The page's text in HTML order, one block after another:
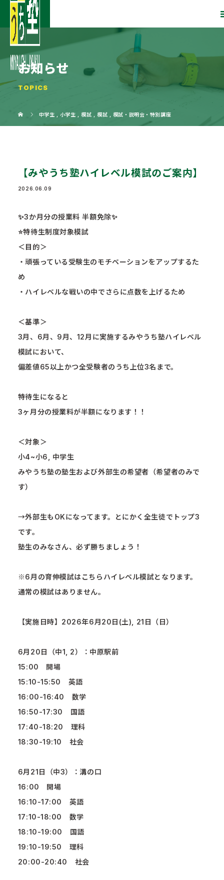
お知らせ
TOPICS
中学生 小学生 ,模試 ,模試 模試・説明会・特別講座
【みやうち塾ハイレベル模試のご案内】
2026.06.09
✨3か月分の授業料 半額免除✨
⭐️特待生制度対象模試
＜目的＞
・頑張っている受験生のモチベーションをアップするた
め
・ハイレベルな戦いの中でさらに点数を上げるため
＜基準＞
3月、6月、9月、12月に実施するみやうち塾ハイレベル
模試において、
偏差値65以上かつ全受験者のうち上位3名まで。
特待生になると
3ヶ月分の授業料が半額になります！！
＜対象＞
小4~小6, 中学生
みやうち塾の塾生および外部生の希望者（希望者のみで
す）
→外部生もOKになってます。とにかく全生徒でトップ3
です。
塾生のみなさん、必ず勝ちましょう！
※6月の育伸模試はこちらハイレベル模試となります。
通常の模試はありません。
【実施日時】2026年6月20日(土), 21日（日）
6月20日（中1, 2）：中原駅前
15:00 開場
15:10-15:50 英語
16:00-16:40 数学
16:50-17:30 国語
17:40-18:20 理科
18:30-19:10 社会
6月21日（中3）：溝の口
16:00 開場
16:10-17:00 英語
17:10-18:00 数学
18:10-19:00 国語
19:10-19:50 理科
20:00-20:40 社会